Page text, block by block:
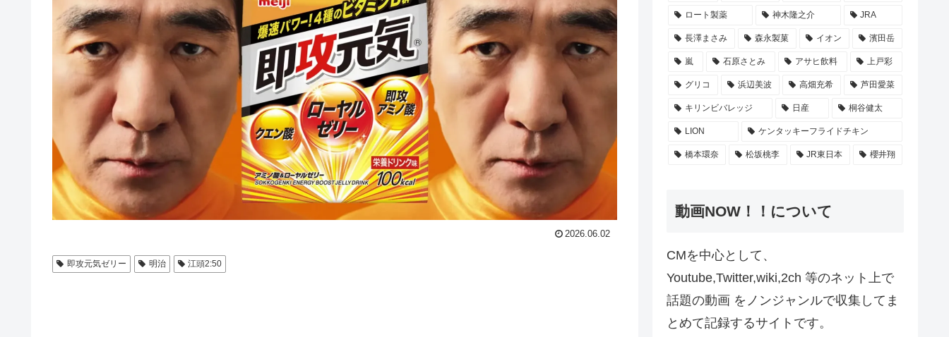
2026.06.02
即攻元気ゼリー 明治 江頭2:50
ロート製薬 神木隆之介 JRA
長澤まさみ 森永製菓 イオン 濱田岳
嵐 石原さとみ アサヒ飲料 上戸彩
グリコ 浜辺美波 高畑充希 芦田愛菜
キリンビバレッジ 日産 桐谷健太
LION ケンタッキーフライドチキン
橋本環奈 松坂桃李 JR東日本 櫻井翔
動画NOW！！について
CMを中心として、
Youtube,Twitter,wiki,2ch 等のネット上で
話題の動画 をノンジャンルで収集してま
とめて記録するサイトです。